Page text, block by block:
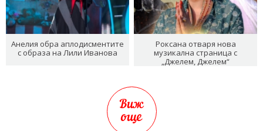
Анелия обра аплодисментите
с образа на Лили Иванова
Роксана отваря нова
музикална страница с
„Джелем, Джелем“
Виж
още